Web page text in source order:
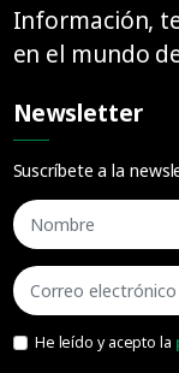
Información,
en el mundo
Newsletter
Suscríbete a la
He leído y acepto la